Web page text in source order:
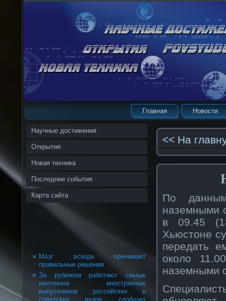
Главная Новости
Научные достижения
Открытия
Новая техника
Последние события
Карта сайта
Мозг всегда принимает
правильные решения
За рубежом работают свыше
миллиона иностранных
выпускников российских и
советских вузов, сообщил
<< На
По
наземными
в 09.45
Хьюстоне
передать
окοло
наземными